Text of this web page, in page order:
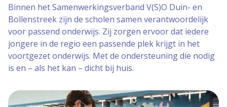
Binnen het Samenwerkingsverband V(S)O Duin- en
Bollenstreek zijn de scholen samen verantwoordelijk
voor passend onderwijs. Zij zorgen ervoor dat iedere
jongere in de regio een passende plek krijgt in het
voortgezet onderwijs. Met de ondersteuning die nodig
is en – als het kan – dicht bij huis.